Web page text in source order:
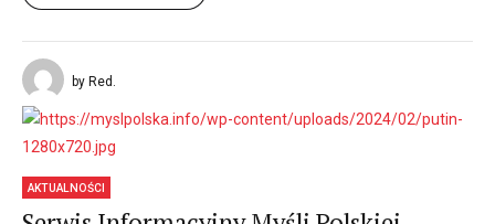
by Red.
AKTUALNOŚCI